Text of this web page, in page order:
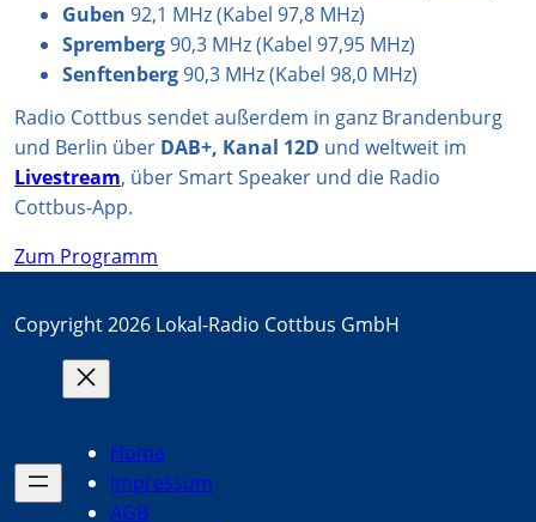
Guben 92,1 MHz (Kabel 97,8 MHz)
Spremberg90,3 MHz (Kabel 97,95 MHz)
Senftenberg90,3 MHz (Kabel 98,0 MHz)
Radio Cottbus sendet außerdem in ganz Brandenburg
und Berlin über DAB+, Kanal 12D und weltweit im
Livestream, über Smart Speaker und die Radio
Cottbus-App.
Zum Programm
Copyright 2026 Lokal-Radio Cottbus GmbH
Home
Impressum
AGB